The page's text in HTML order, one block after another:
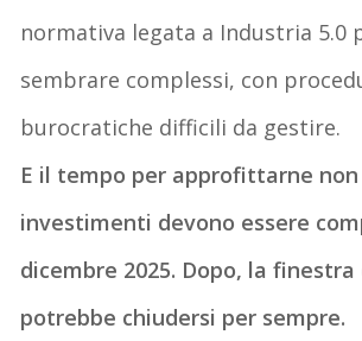
normativa legata a Industria 5.0
sembrare complessi, con
burocratiche difficili da gestire.
E il tempo per approfittarne
investimenti devono essere
dicembre 2025. Dopo, la
potrebbe chiudersi per sempre.